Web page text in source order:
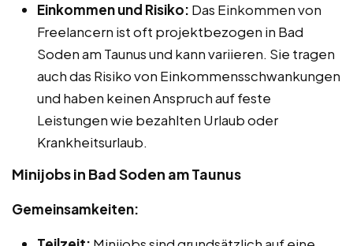
Einkommen und Risiko: Das Einkommen von
Freelancern ist oft projektbezogen in Bad
Soden am Taunus und kann variieren. Sie tragen
auch das Risiko von Einkommensschwankungen
und haben keinen Anspruch auf feste
Leistungen wie bezahlten Urlaub oder
Krankheitsurlaub.
Minijobs in Bad Soden am Taunus
Gemeinsamkeiten: